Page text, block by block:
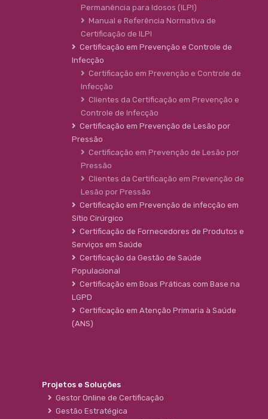
Permanência para Idosos (ILPI)
Manual e Referência Normativa de
Certificação de ILPI
Certificação em Prevenção e Controle de
Infecção
Certificação em Prevenção e Controle de
Infecção
Clientes da Certificação em Prevenção e
Controle de Infecção
Certificação em Prevenção de Lesão por
Pressão
Certificação em Prevenção de Lesão por
Pressão
Clientes da Certificação em Prevenção de
Lesão por Pressão
Certificação em Prevenção de infecção em
Sítio Cirúrgico
Certificação de Fornecedores de Produtos e
Serviços em Saúde
Certificação da Gestão de Saúde
Populacional
Certificação em Boas Práticas com Base na
LGPD
Certificação em Atenção Primaria à Saúde
(ANS)
Projetos e Soluções
Gestor Online de Certificação
Gestão Estratégica